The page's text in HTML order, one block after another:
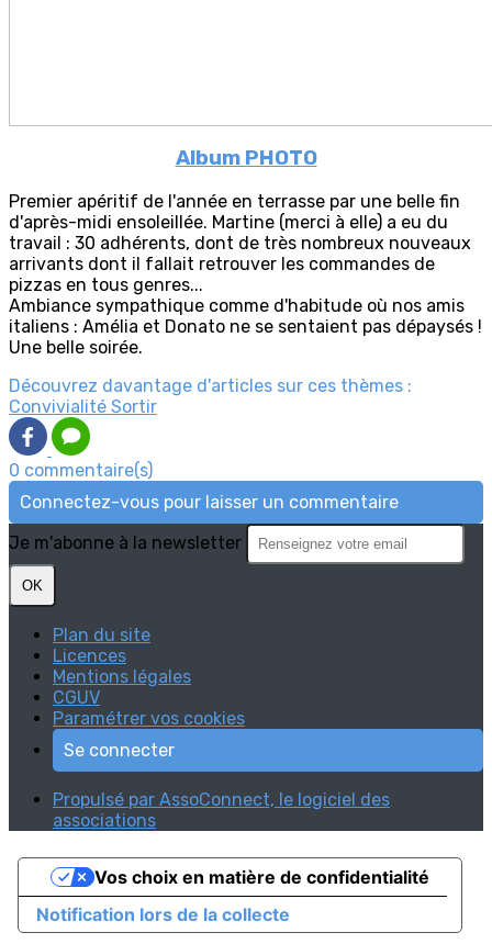
Album PHOTO
Premier apéritif de l'année en terrasse par une belle fin
d'après-midi ensoleillée. Martine (merci à elle) a eu du
travail : 30 adhérents, dont de très nombreux nouveaux
arrivants dont il fallait retrouver les commandes de
pizzas en tous genres...
Ambiance sympathique comme d'habitude où nos amis
italiens : Amélia et Donato ne se sentaient pas dépaysés !
Une belle soirée.
Découvrez davantage d'articles sur ces thèmes :
Convivialité Sortir
0 commentaire(s)
Connectez-vous pour laisser un commentaire
Je m'abonne à la newsletter
OK
Plan du site
Licences
Mentions légales
CGUV
Paramétrer vos cookies
Se connecter
Propulsé par AssoConnect, le logiciel des
associations
Notification lors de la collecte
Vos choix en matière de confidentialité